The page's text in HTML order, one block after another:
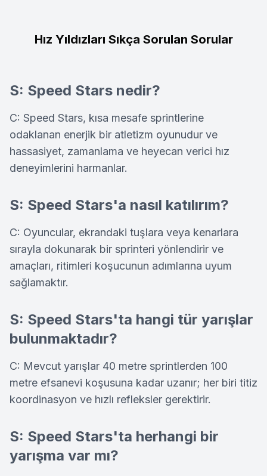
Hız Yıldızları Sıkça Sorulan Sorular
S: Speed Stars nedir?
C: Speed Stars, kısa mesafe sprintlerine
odaklanan enerjik bir atletizm oyunudur ve
hassasiyet, zamanlama ve heyecan verici hız
deneyimlerini harmanlar.
S: Speed Stars'a nasıl katılırım?
C: Oyuncular, ekrandaki tuşlara veya kenarlara
sırayla dokunarak bir sprinteri yönlendirir ve
amaçları, ritimleri koşucunun adımlarına uyum
sağlamaktır.
S: Speed Stars'ta hangi tür yarışlar
bulunmaktadır?
C: Mevcut yarışlar 40 metre sprintlerden 100
metre efsanevi koşusuna kadar uzanır; her biri titiz
koordinasyon ve hızlı refleksler gerektirir.
S: Speed Stars'ta herhangi bir
yarışma var mı?